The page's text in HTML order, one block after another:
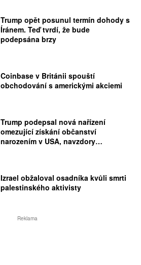
Trump opět posunul termín dohody s
Íránem. Teď tvrdí, že bude
podepsána brzy
Coinbase v Británii spouští
obchodování s americkými akciemi
Trump podepsal nová nařízení
omezující získání občanství
narozením v USA, navzdory
Izrael obžaloval osadníka kvůli smrti
palestinského aktivisty
Reklama